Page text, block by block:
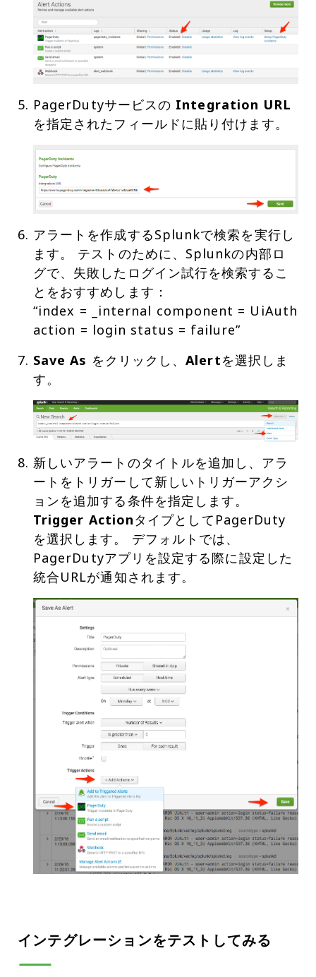
PagerDutyサービスの Integration URL
アラートを作成するSplunkで検索を実行し
ます。 テストのために、Splunkの内部ロ
グで、失敗したログイン試行を検索するこ
とをおすすめします：
“index = _internal component = UiAuth
action = login status = failure”
Save As をクリックし、Alertを選択しま
新しいアラートのタイトルを追加し、アラ
ートをトリガーして新しいトリガーアクシ
ョンを追加する条件を指定します。
Trigger ActionタイプとしてPagerDuty
を選択します。 デフォルトでは、
PagerDutyアプリを設定する際に設定した
インテグレーションをテストしてみる